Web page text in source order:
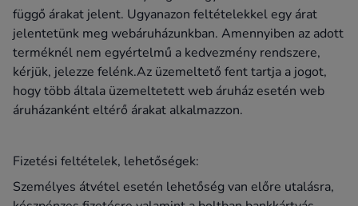
függő árakat jelent. Ugyanazon feltételekkel egy árat
jelentetünk meg webáruházunkban. Amennyiben az adott
terméknél nem egyértelmű a kedvezmény rendszere,
kérjük, jelezze felénk.Az üzemeltető fent tartja a jogot,
hogy több általa üzemeltetett web áruház esetén web
áruházanként eltérő árakat alkalmazzon.
Fizetési feltételek, lehetőségek:
Személyes átvétel esetén lehetőség van előre utalásra,